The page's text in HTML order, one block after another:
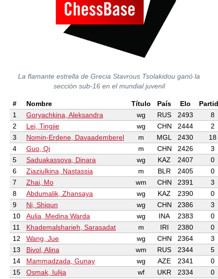
La flamante estrella de Grecia Stavrous Tsolakidou ganó la
sección sub-16 en el mundial juvenil
# Nombre Título País Elo
1
Goryachkina, Aleksandra wg RUS 2493
8
2
Lei, Tingjie wg CHN 2444
2
3
Nomin-Erdene, Davaademberel m MGL 2430
18
4
Guo, Qi m CHN 2426
3
5
Saduakassova, Dinara wg KAZ 2407
0
6
Ziaziulkina, Nastassia m BLR 2405
0
7
Zhai, Mo wm CHN 2391
3
8
Abdumalik, Zhansaya wg KAZ 2390
0
9
Ni, Shiqun wg CHN 2386
3
10
Aulia, Medina Warda wg INA 2383
0
11
Khademalsharieh, Sarasadat m IRI 2380
0
12
Wang, Jue wg CHN 2364
3
13
Bivol, Alina wm RUS 2344
5
14
Mammadzada, Gunay wg AZE 2341
0
15
Osmak, Iulija wf UKR 2334
0